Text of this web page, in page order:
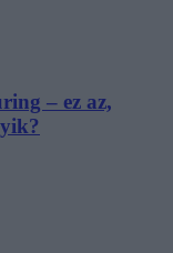
– ez az,